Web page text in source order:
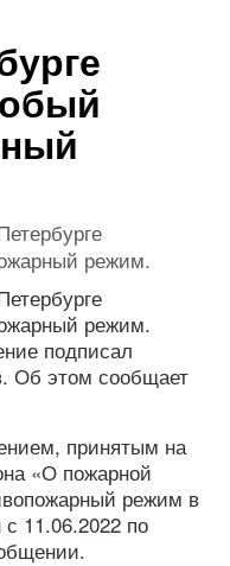
режим.
режим.
подписал
Об этом сообщает
принятым на
«О пожарной
режим в
с 11.06.2022 по